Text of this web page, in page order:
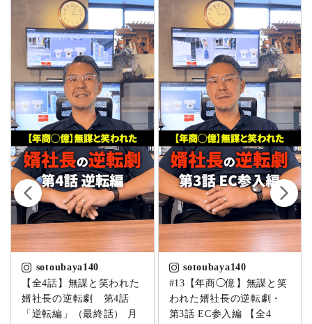
sotoubaya140
【全4話】無謀と笑われた
婿社長の逆転劇 第4話
「逆転編」（最終話） 月
sotoubaya140
#13【年商◯億】無謀と笑
われた婿社長の逆転劇・
第3話 EC参入編 【全4